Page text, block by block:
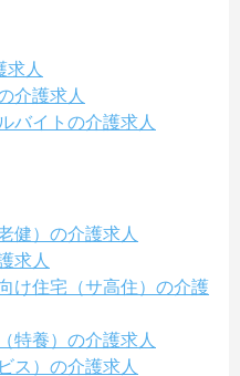
求人
介護求人
バイトの介護求人
健）の介護求人
求人
け住宅（サ高住）の介護
特養）の介護求人
ス）の介護求人